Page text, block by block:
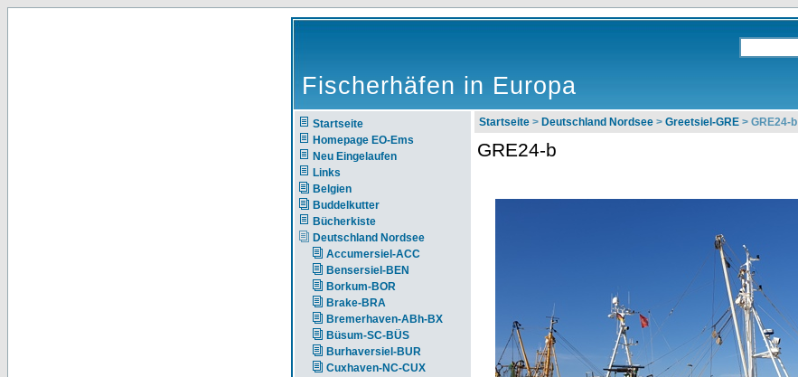
Fischerhäfen in Europa
Startseite
Homepage EO-Ems
Neu Eingelaufen
Links
Belgien
Buddelkutter
Bücherkiste
Deutschland Nordsee
Accumersiel-ACC
Bensersiel-BEN
Borkum-BOR
Brake-BRA
Bremerhaven-ABh-BX
Büsum-SC-BÜS
Burhaversiel-BUR
Cuxhaven-NC-CUX
Startseite > Deutschland Nordsee > Greetsiel-GRE > GRE24-b
GRE24-b